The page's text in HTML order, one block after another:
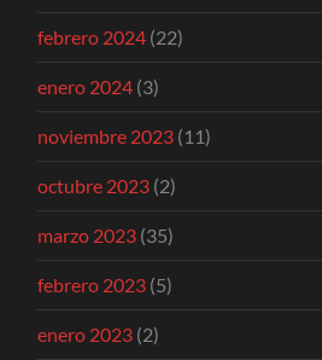
febrero 2024 (22)
enero 2024 (3)
noviembre 2023 (11)
octubre 2023 (2)
marzo 2023 (35)
febrero 2023 (5)
enero 2023 (2)